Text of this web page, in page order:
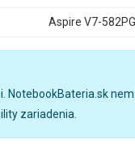
Aspire V7-
zariadenia.